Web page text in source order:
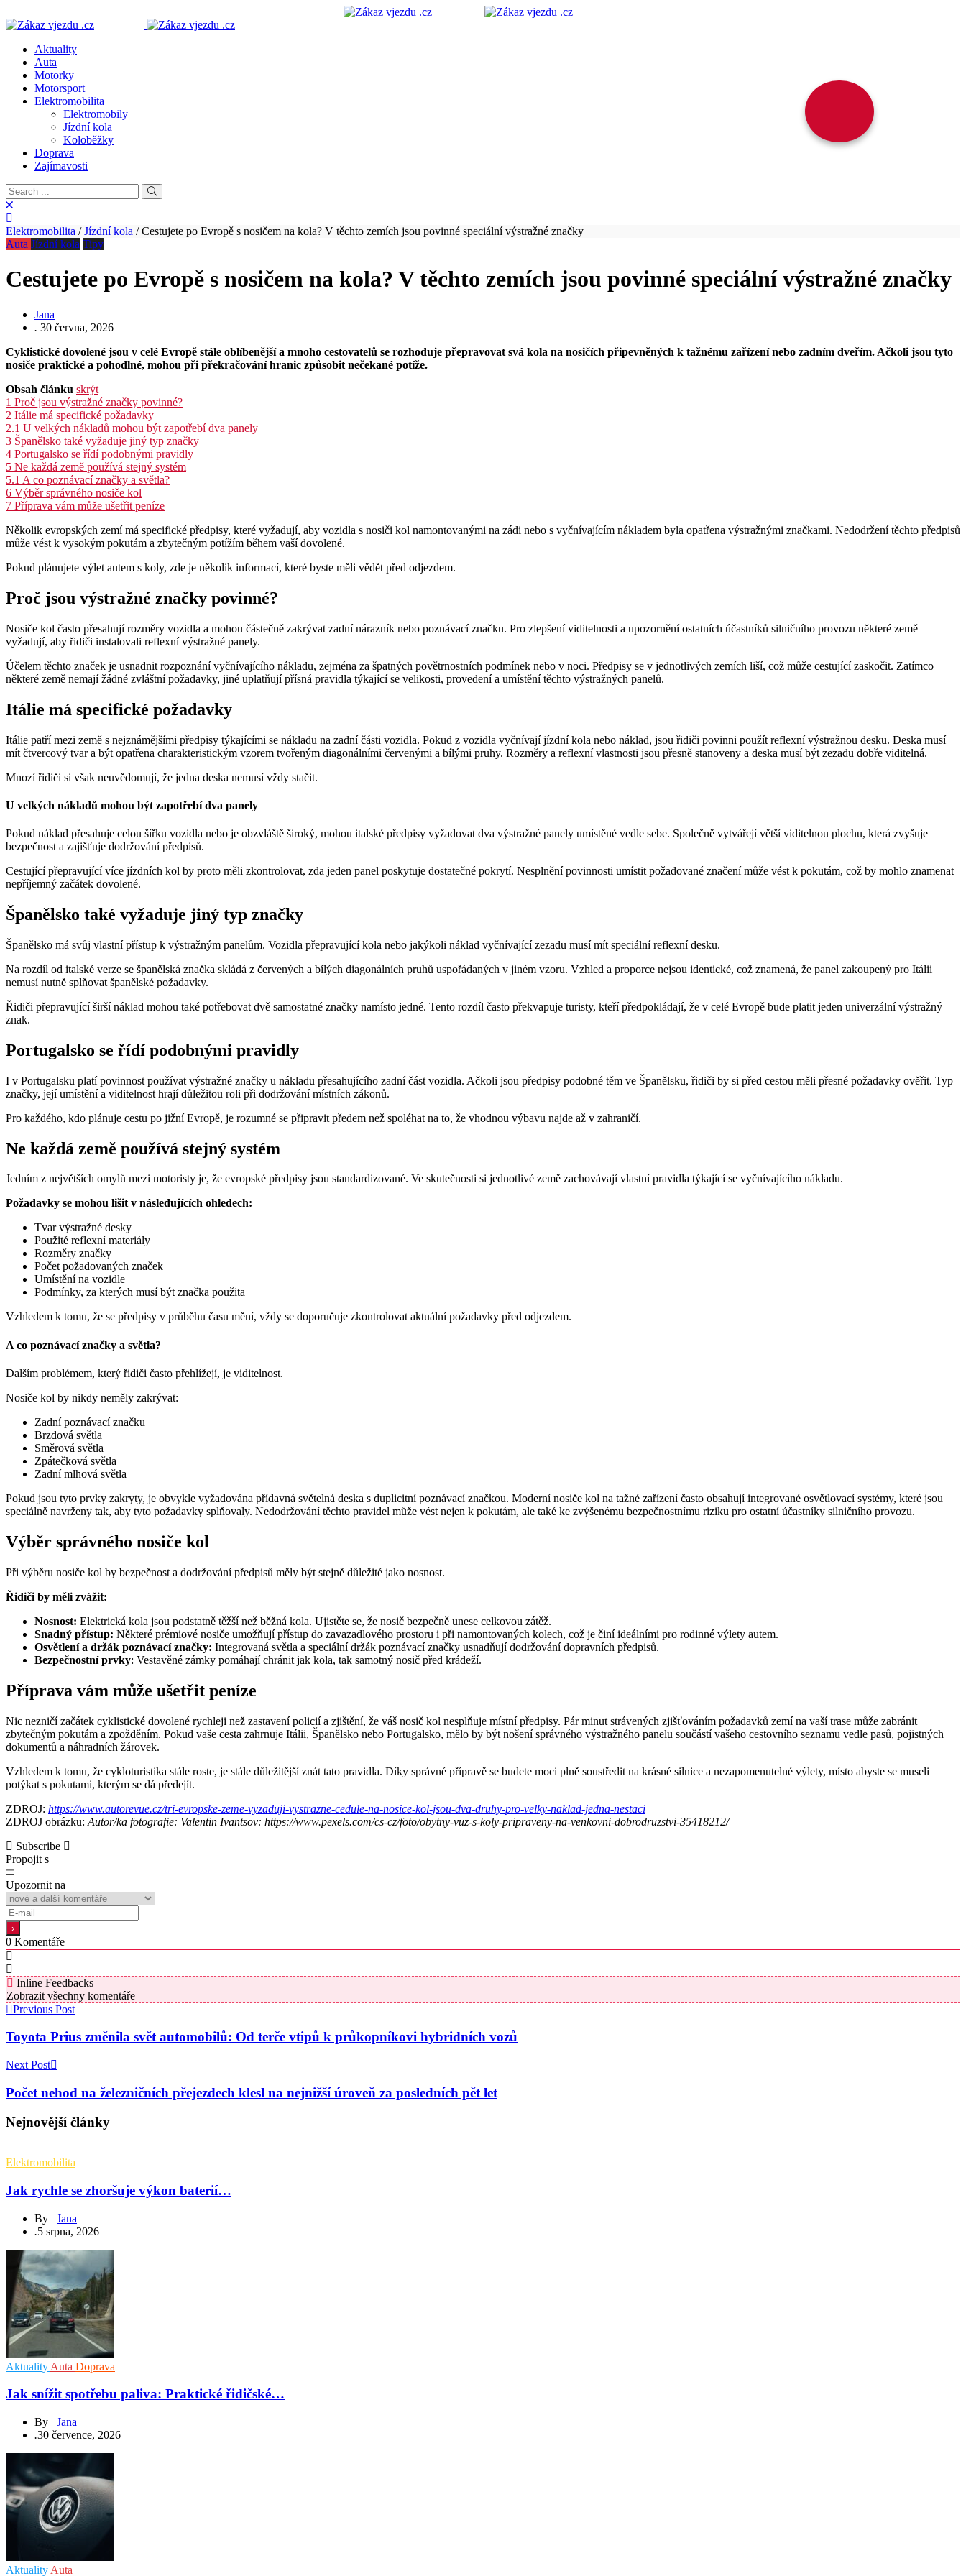
Aktuality
Auta
Motorky
Motorsport
Elektromobilita
Elektromobily
Jízdní kola
Koloběžky
Doprava
Zajímavosti
Elektromobilita /Jízdní kola /Cestujete po Evropě s nosičem na kola? V těchto zemích jsou povinné speciální výstražné značky
Auta Jízdní kola Tipy
Cestujete po Evropě s nosičem na kola? V těchto zemích jsou povinné speciální výstražné značky
Jana
. 30 června, 2026
Cyklistické dovolené jsou v celé Evropě stále oblíbenější a mnoho cestovatelů se rozhoduje přepravovat svá kola na nosičích připevněných k tažnému zařízení nebo zadním dveřím. Ačkoli jsou tyto
nosiče praktické a pohodlné, mohou při překračování hranic způsobit nečekané potíže.
Obsah článku skrýt
1 Proč jsou výstražné značky povinné?
2 Itálie má specifické požadavky
2.1 U velkých nákladů mohou být zapotřebí dva panely
3 Španělsko také vyžaduje jiný typ značky
4 Portugalsko se řídí podobnými pravidly
5 Ne každá země používá stejný systém
5.1 A co poznávací značky a světla?
6 Výběr správného nosiče kol
7 Příprava vám může ušetřit peníze
Několik evropských zemí má specifické předpisy, které vyžadují, aby vozidla s nosiči kol namontovanými na zádi nebo s vyčnívajícím nákladem byla opatřena výstražnými značkami. Nedodržení těchto předpisů
může vést k vysokým pokutám a zbytečným potížím během vaší dovolené.
Pokud plánujete výlet autem s koly, zde je několik informací, které byste měli vědět před odjezdem.
Proč jsou výstražné značky povinné?
Nosiče kol často přesahují rozměry vozidla a mohou částečně zakrývat zadní nárazník nebo poznávací značku. Pro zlepšení viditelnosti a upozornění ostatních účastníků silničního provozu některé země
vyžadují, aby řidiči instalovali reflexní výstražné panely.
Účelem těchto značek je usnadnit rozpoznání vyčnívajícího nákladu, zejména za špatných povětrnostních podmínek nebo v noci. Předpisy se v jednotlivých zemích liší, což může cestující zaskočit. Zatímco
některé země nemají žádné zvláštní požadavky, jiné uplatňují přísná pravidla týkající se velikosti, provedení a umístění těchto výstražných panelů.
Itálie má specifické požadavky
Itálie patří mezi země s nejznámějšími předpisy týkajícími se nákladu na zadní části vozidla. Pokud z vozidla vyčnívají jízdní kola nebo náklad, jsou řidiči povinni použít reflexní výstražnou desku. Deska musí
mít čtvercový tvar a být opatřena charakteristickým vzorem tvořeným diagonálními červenými a bílými pruhy. Rozměry a reflexní vlastnosti jsou přesně stanoveny a deska musí být zezadu dobře viditelná.
Mnozí řidiči si však neuvědomují, že jedna deska nemusí vždy stačit.
U velkých nákladů mohou být zapotřebí dva panely
Pokud náklad přesahuje celou šířku vozidla nebo je obzvláště široký, mohou italské předpisy vyžadovat dva výstražné panely umístěné vedle sebe. Společně vytvářejí větší viditelnou plochu, která zvyšuje
bezpečnost a zajišťuje dodržování předpisů.
Cestující přepravující více jízdních kol by proto měli zkontrolovat, zda jeden panel poskytuje dostatečné pokrytí. Nesplnění povinnosti umístit požadované značení může vést k pokutám, což by mohlo znamenat
nepříjemný začátek dovolené.
Španělsko také vyžaduje jiný typ značky
Španělsko má svůj vlastní přístup k výstražným panelům. Vozidla přepravující kola nebo jakýkoli náklad vyčnívající zezadu musí mít speciální reflexní desku.
Na rozdíl od italské verze se španělská značka skládá z červených a bílých diagonálních pruhů uspořádaných v jiném vzoru. Vzhled a proporce nejsou identické, což znamená, že panel zakoupený pro Itálii
nemusí nutně splňovat španělské požadavky.
Řidiči přepravující širší náklad mohou také potřebovat dvě samostatné značky namísto jedné. Tento rozdíl často překvapuje turisty, kteří předpokládají, že v celé Evropě bude platit jeden univerzální výstražný
znak.
Portugalsko se řídí podobnými pravidly
I v Portugalsku platí povinnost používat výstražné značky u nákladu přesahujícího zadní část vozidla. Ačkoli jsou předpisy podobné těm ve Španělsku, řidiči by si před cestou měli přesné požadavky ověřit. Typ
značky, její umístění a viditelnost hrají důležitou roli při dodržování místních zákonů.
Pro každého, kdo plánuje cestu po jižní Evropě, je rozumné se připravit předem než spoléhat na to, že vhodnou výbavu najde až v zahraničí.
Ne každá země používá stejný systém
Jedním z největších omylů mezi motoristy je, že evropské předpisy jsou standardizované. Ve skutečnosti si jednotlivé země zachovávají vlastní pravidla týkající se vyčnívajícího nákladu.
Požadavky se mohou lišit v následujících ohledech:
Tvar výstražné desky
Použité reflexní materiály
Rozměry značky
Počet požadovaných značek
Umístění na vozidle
Podmínky, za kterých musí být značka použita
Vzhledem k tomu, že se předpisy v průběhu času mění, vždy se doporučuje zkontrolovat aktuální požadavky před odjezdem.
A co poznávací značky a světla?
Dalším problémem, který řidiči často přehlížejí, je viditelnost.
Nosiče kol by nikdy neměly zakrývat:
Zadní poznávací značku
Brzdová světla
Směrová světla
Zpátečková světla
Zadní mlhová světla
Pokud jsou tyto prvky zakryty, je obvykle vyžadována přídavná světelná deska s duplicitní poznávací značkou. Moderní nosiče kol na tažné zařízení často obsahují integrované osvětlovací systémy, které jsou
speciálně navrženy tak, aby tyto požadavky splňovaly. Nedodržování těchto pravidel může vést nejen k pokutám, ale také ke zvýšenému bezpečnostnímu riziku pro ostatní účastníky silničního provozu.
Výběr správného nosiče kol
Při výběru nosiče kol by bezpečnost a dodržování předpisů měly být stejně důležité jako nosnost.
Řidiči by měli zvážit:
Nosnost: Elektrická kola jsou podstatně těžší než běžná kola. Ujistěte se, že nosič bezpečně unese celkovou zátěž.
Snadný přístup: Některé prémiové nosiče umožňují přístup do zavazadlového prostoru i při namontovaných kolech, což je činí ideálními pro rodinné výlety autem.
Osvětlení a držák poznávací značky: Integrovaná světla a speciální držák poznávací značky usnadňují dodržování dopravních předpisů.
Bezpečnostní prvky: Vestavěné zámky pomáhají chránit jak kola, tak samotný nosič před krádeží.
Příprava vám může ušetřit peníze
Nic nezničí začátek cyklistické dovolené rychleji než zastavení policií a zjištění, že váš nosič kol nesplňuje místní předpisy. Pár minut strávených zjišťováním požadavků zemí na vaší trase může zabránit
zbytečným pokutám a zpožděním. Pokud vaše cesta zahrnuje Itálii, Španělsko nebo Portugalsko, mělo by být nošení správného výstražného panelu součástí vašeho cestovního seznamu vedle pasů, pojistných
dokumentů a náhradních žárovek.
Vzhledem k tomu, že cykloturistika stále roste, je stále důležitější znát tato pravidla. Díky správné přípravě se budete moci plně soustředit na krásné silnice a nezapomenutelné výlety, místo abyste se museli
potýkat s pokutami, kterým se dá předejít.
ZDROJ: https://www.autorevue.cz/tri-evropske-zeme-vyzaduji-vystrazne-cedule-na-nosice-kol-jsou-dva-druhy-pro-velky-naklad-jedna-nestaci
ZDROJ obrázku: Autor/ka fotografie: Valentin Ivantsov: https://www.pexels.com/cs-cz/foto/obytny-vuz-s-koly-pripraveny-na-venkovni-dobrodruzstvi-35418212/
Subscribe
Propojit s
Upozornit na
0 Komentáře
Inline Feedbacks
Zobrazit všechny komentáře
Previous Post
Toyota Prius změnila svět automobilů: Od terče vtipů k průkopníkovi hybridních vozů
Next Post
Počet nehod na železničních přejezdech klesl na nejnižší úroveň za posledních pět let
Nejnovější články
Elektromobilita
Jak rychle se zhoršuje výkon baterií…
By Jana
.5 srpna, 2026
Aktuality Auta Doprava
Jak snížit spotřebu paliva: Praktické řidičské…
By Jana
.30 července, 2026
Aktuality Auta